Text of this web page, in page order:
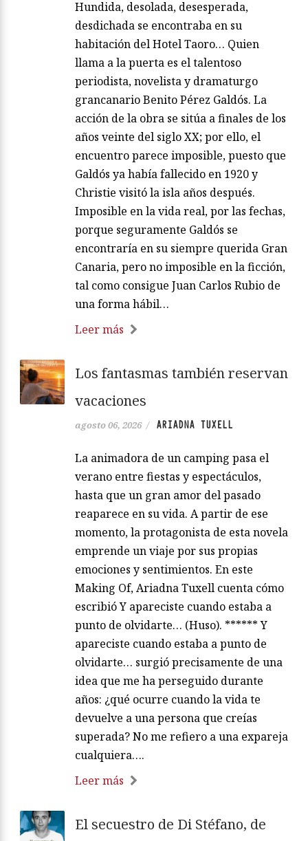
Hundida, desolada, desesperada,
desdichada se encontraba en su
habitación del Hotel Taoro… Quien
llama a la puerta es el talentoso
periodista, novelista y dramaturgo
grancanario Benito Pérez Galdós. La
acción de la obra se sitúa a finales de los
años veinte del siglo XX; por ello, el
encuentro parece imposible, puesto que
Galdós ya había fallecido en 1920 y
Christie visitó la isla años después.
Imposible en la vida real, por las fechas,
porque seguramente Galdós se
encontraría en su siempre querida Gran
Canaria, pero no imposible en la ficción,
tal como consigue Juan Carlos Rubio de
una forma hábil…
Leer más
Los fantasmas también reservan
vacaciones
agosto 06, 2026 / ARIADNA TUXELL
La animadora de un camping pasa el
verano entre fiestas y espectáculos,
hasta que un gran amor del pasado
reaparece en su vida. A partir de ese
momento, la protagonista de esta novela
emprende un viaje por sus propias
emociones y sentimientos. En este
Making Of, Ariadna Tuxell cuenta cómo
escribió Y apareciste cuando estaba a
punto de olvidarte… (Huso). ****** Y
apareciste cuando estaba a punto de
olvidarte… surgió precisamente de una
idea que me ha perseguido durante
años: ¿qué ocurre cuando la vida te
devuelve a una persona que creías
superada? No me refiero a una expareja
cualquiera….
Leer más
El secuestro de Di Stéfano, de